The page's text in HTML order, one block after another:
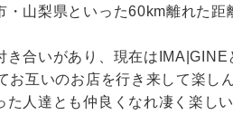
山梨県といった60km離れた
合いがあり、現在は
互いのお店を行き来して楽し
人達とも仲良くなれ凄く楽し